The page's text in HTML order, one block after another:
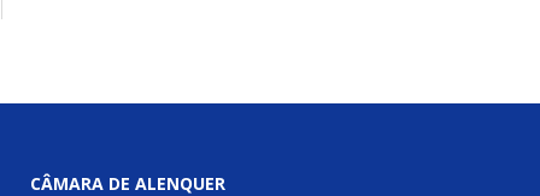
CÂMARA DE ALENQUER